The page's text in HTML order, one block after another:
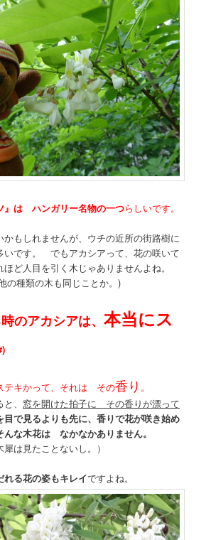
』は ハンガリー名物の一つらしいです。
もしれませんが、ウチの近所の街路樹に
です。 でもアカシアって、花の咲いて
ど人目を引く木じゃありませんよね。
の種類の木も同じことか。)
のアカシアは、本当にス
テキかって、それは その香り 。
、 窓を開けた拍子に その香りが漂って
目で見るよりも先に、香りで花が咲き始め
な木花は なかなかありません。
犀は見たことないし。）
れる花の姿もキレイですよね。